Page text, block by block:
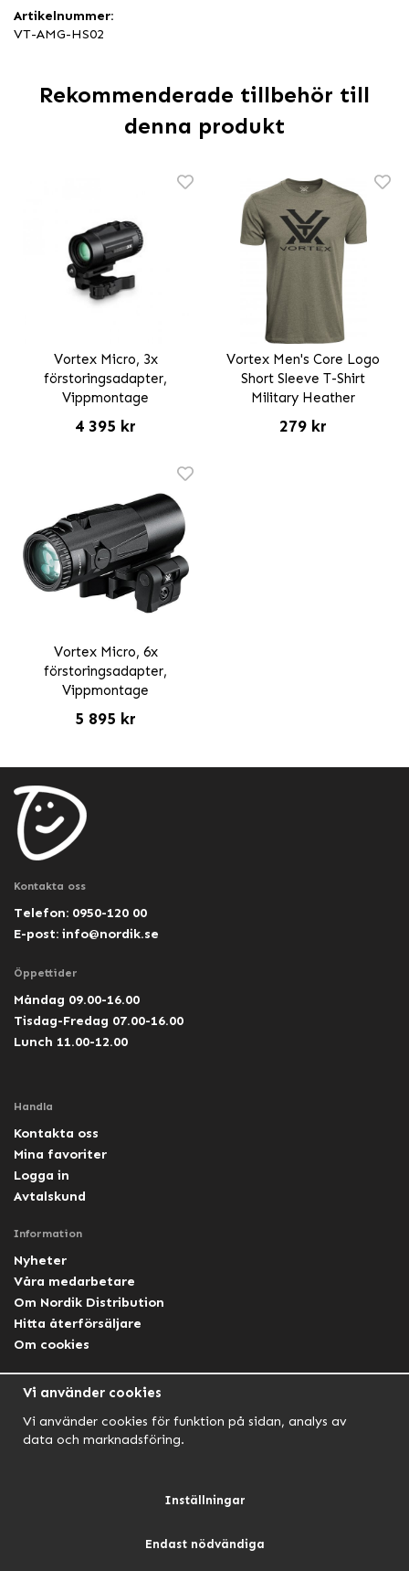
Artikelnummer:
VT-AMG-HS02
Rekommenderade tillbehör till
denna produkt
Vortex Micro, 3x
förstoringsadapter,
Vippmontage
4 395 kr
Vortex Men's Core Logo
Short Sleeve T-Shirt
Military Heather
279 kr
Vortex Micro, 6x
förstoringsadapter,
Vippmontage
5 895 kr
Kontakta oss
Telefon: 0950-120 00
E-post: info@nordik.se
Öppettider
Måndag 09.00-16.00
Tisdag-Fredag 07.00-16.00
Lunch 11.00-12.00
Handla
Kontakta oss
Mina favoriter
Logga in
Avtalskund
Information
Nyheter
Våra medarbetare
Om Nordik Distribution
Hitta återförsäljare
Om cookies
Facebook Lightforce Sweden
NORDIK AUTOMOTIVENORDIK HUNTNORDIK OUTDOOR
Vi använder cookies
Vi använder cookies för funktion på sidan, analys av
data och marknadsföring.
Inställningar
Endast nödvändiga